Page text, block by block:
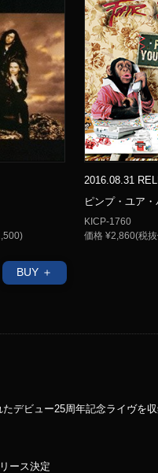
BUY ＋
2016.08.31
ピンプ・ユア・
KICP-1760
価格 ¥2,860(税
デビュー25周年記念ライヴを
ース決定